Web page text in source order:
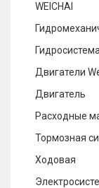
WEICHAI
Гидросистема
Двигатели
Двигатель
Расходные
Тормозная
Ходовая